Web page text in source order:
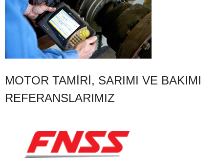
MOTOR TAMIRI, SARIMI VE BAKIMI
REFERANSLARIMIZ